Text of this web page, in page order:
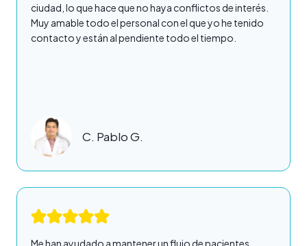
ciudad, lo que hace que no haya conflictos de interés.
Muy amable todo el personal con el que yo he tenido
contacto y están al pendiente todo el tiempo.
C. Pablo G.
Me han ayudado a mantener un flujo de pacientes